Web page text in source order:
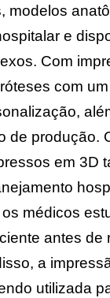
modelos
e
Com
com
de produção.
em 3D
médicos
antes de
a
utilizada